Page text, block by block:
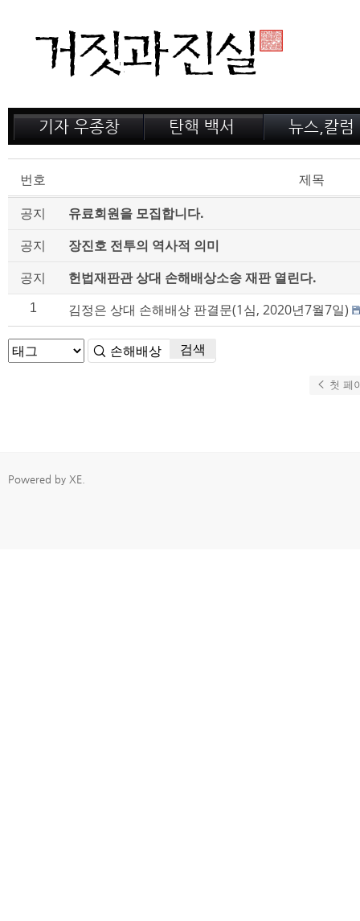
기자 우종창
저서 소개
탄핵 백서
거짓의 산
뉴스,칼럼
공지,새소식
전문가 칼럼
번호
제목
공지
유료회원을 모집합니다.
공지
장진호 전투의 역사적 의미
공지
헌법재판관 상대 손해배상소송 재판 열린다.
1 김정은 상대 손해배상 판결문(1심, 2020년7월7일)
검색
첫 페
Powered by XE